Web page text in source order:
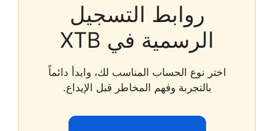
روابط التسجيل
الرسمية في XTB
اختر نوع الحساب المناسب لك، وابدأ دائماً
بالتجربة وفهم المخاطر قبل الإيداع.